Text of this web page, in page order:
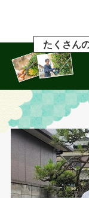
たくさん